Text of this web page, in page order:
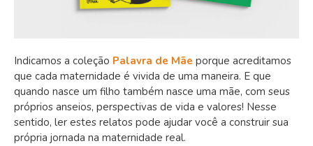
Indicamos a coleção Palavra de Mãe porque acreditamos
que cada maternidade é vivida de uma maneira. E que
quando nasce um filho também nasce uma mãe, com seus
próprios anseios, perspectivas de vida e valores! Nesse
sentido, ler estes relatos pode ajudar você a construir sua
própria jornada na maternidade real.